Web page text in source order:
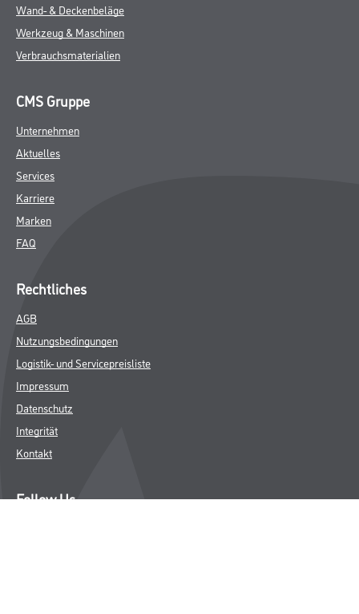
Wand- & Deckenbeläge
Werkzeug & Maschinen
Verbrauchsmaterialien
CMS Gruppe
Unternehmen
Aktuelles
Services
Karriere
Marken
FAQ
Rechtliches
AGB
Nutzungsbedingungen
Logistik- und Servicepreisliste
Impressum
Datenschutz
Integrität
Kontakt
Follow Us